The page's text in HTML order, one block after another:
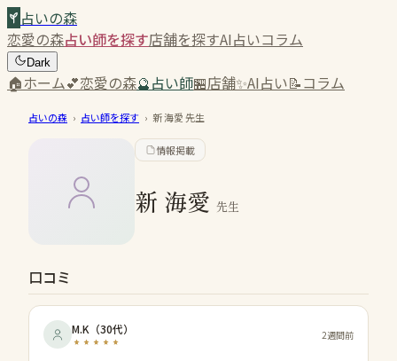
占いの森
恋愛の森占い師を探す店舗を探すAI占いコラム
Dark
🏠ホーム💕恋愛の森🔮占い師🏪店舗✨AI占い📝コラム
占いの森 › 占い師を探す › 新 海愛先生
情報掲載
新 海愛 先生
口コミ
M.K （30代） 2週間前